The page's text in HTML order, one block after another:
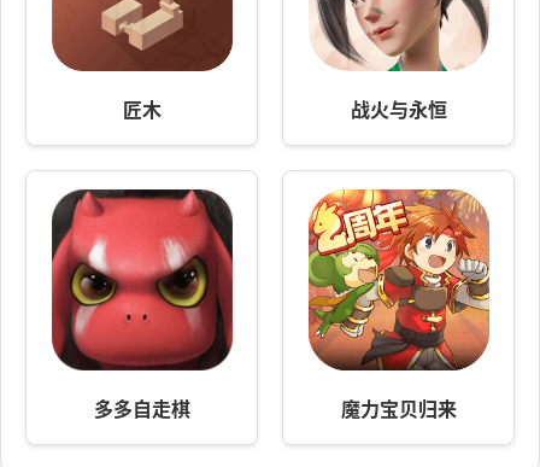
匠木 战火与永恒
多多自走棋 魔力宝贝归来